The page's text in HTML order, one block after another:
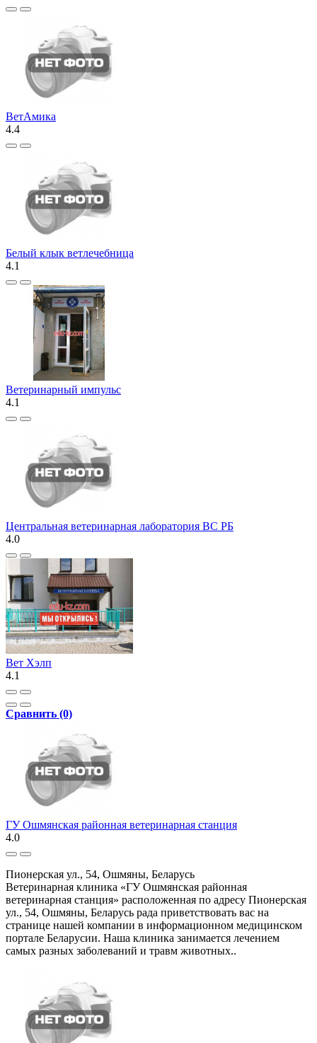
ВетАмика
4.4
Белый клык ветлечебница
4.1
Ветеринарный импульс
4.1
Центральная ветеринарная лаборатория ВС РБ
4.0
Вет Хэлп
4.1
Сравнить (0)
ГУ Ошмянская районная ветеринарная станция
4.0
Пионерская ул., 54, Ошмяны, Беларусь
Ветеринарная клиника «ГУ Ошмянская районная
ветеринарная станция» расположенная по адресу Пионерская
ул., 54, Ошмяны, Беларусь рада приветствовать вас на
странице нашей компании в информационном медицинском
портале Беларусии. Наша клиника занимается лечением
самых разных заболеваний и травм животных..